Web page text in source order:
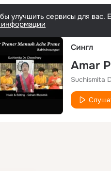
улучшить сервисы для вас.
Сингл
Amar
Suchismita